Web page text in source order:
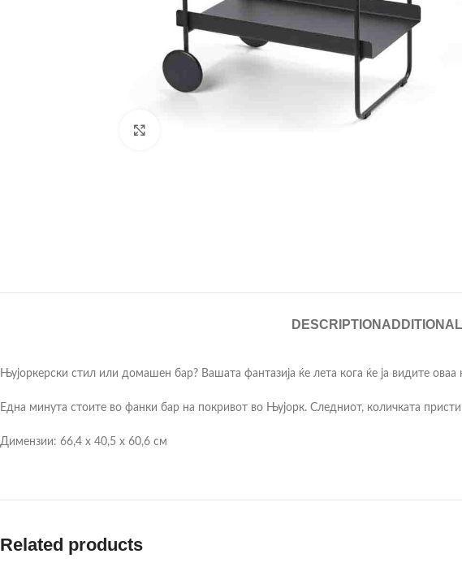
DESCRIPTION
Њујоркерски стил или домашен бар? Вашата фантазија ќе лета кога ќе ја видите оваа
Една минута стоите во фанки бар на покривот во Њујорк. Следниот, количката
Димензии: 66,4 х 40,5 х 60,6 см
Related products